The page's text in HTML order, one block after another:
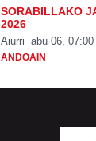
SORABILLAKO
2026
Aiurri abu 06, 07:00
ANDOAIN